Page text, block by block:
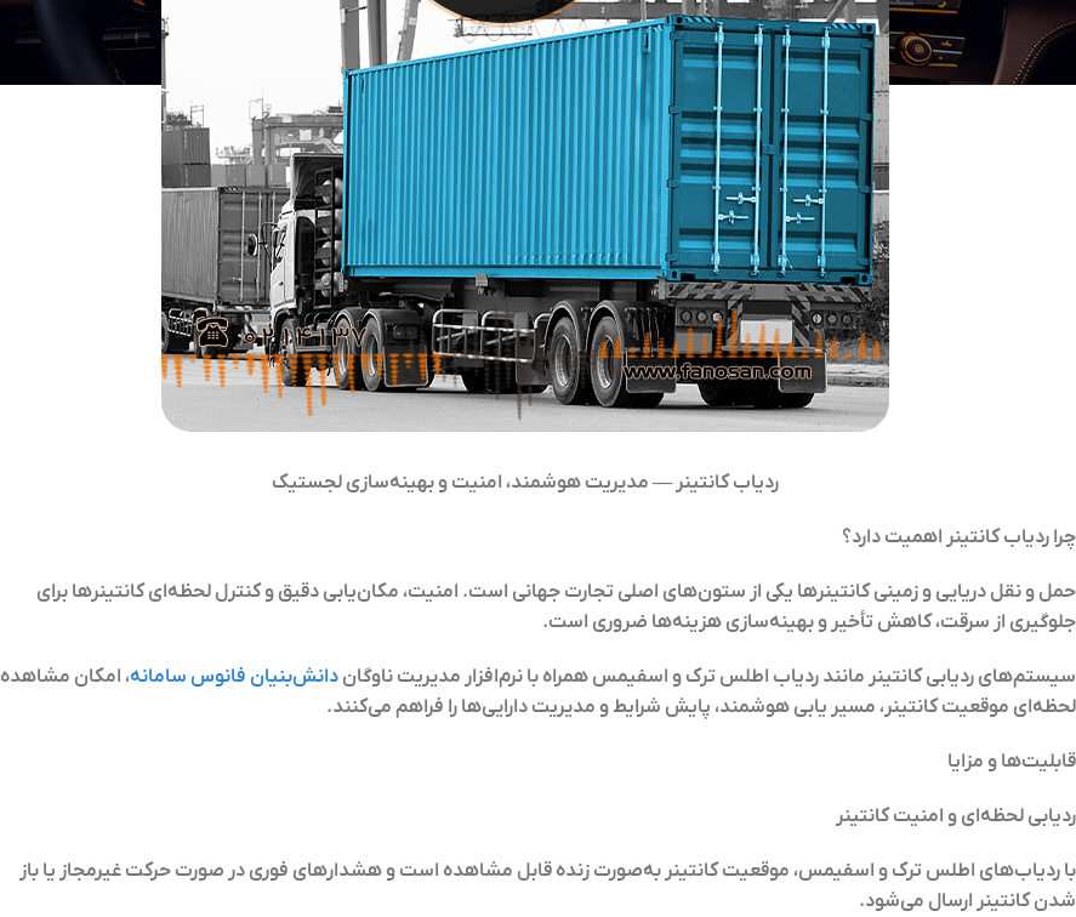
ردیاب کانتینر— مدیریت هوشمند، امنیت و بهینه‌سازی لجستیک
چرا ردیاب کانتینر اهمیت دارد؟
حمل و نقل دریایی و زمینی کانتینرها یکی از ستون‌های اصلی تجارت جهانی است. امنیت، مکان‌یابی دقیق و کنترل لحظه‌ایکانتینرها برای
جلوگیری از سرقت، کاهش تأخیر و بهینه‌سازی هزینه‌ها ضروری است.
سیستم‌های ردیابی کانتینر مانند ردیاب اطلس ترک و اسفیمس همراه با نرم‌افزار مدیریت ناوگان دانش‌بنیان فانوس سامانه، امکان مشاهده
لحظه‌ای موقعیت کانتینر، مسیر یابی هوشمند، پایش شرایط و مدیریت دارایی‌ها را فراهم می‌کنند.
قابلیت‌ها و مزایا
ردیابی لحظه‌ای و امنیت کانتینر
با ردیاب‌های اطلس ترک و اسفیمس، موقعیت کانتینر به‌صورت زنده قابل مشاهده است و هشدارهای فوری در صورت حرکت غیرمجاز یا باز
شدن کانتینر ارسال می‌شود.